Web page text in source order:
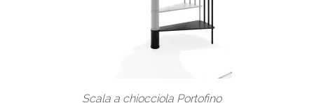
Scala a chiocciola Portofino